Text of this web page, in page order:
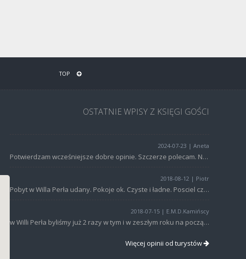
TOP
OSTATNIE WPISY Z KSIĘGI GOŚCI
2024-07-23 | Aneta
Potwierdzam wcześniejsze dobre opinie. Szczerze polecam. Na pewno wrócimy tutaj.
2018-08-12 | Piotr
Pobyt w Willa Perła udany. Pokoje ok. Czyste i ładne. Posciel czysta. Jedynym minusem byl brak recznikow ale na nasza prosbe otrzymalismy je od wlasciciela. Dostępna duza kuchnia z wyposażeniem i lodówka. Możliwość skorzystania z ogrodu np.aby zjeść posiłek. Dostępny również grill. Miejsce parkingowe przed willą. Wlasciciel, pomimo wcześniejszych opinii, dyskretny i pomocny. Polecamy.
2018-07-15 | E.M.D.Kamińscy
w Willi Perła byliśmy już 2 razy w tym i w zeszłym roku na początku lipca.To pięknie położone miejsce z widokiem na góry.Piękny zadbany ogród w którym można odpocząc wieczorami po długich wędrówkach w górach.Bardzo uprzejmi,mili i życzliwi własciciele a to w tych czasach żadkosc.Pokoje czyste bardzo dobrze wyposażone można smiało powiedziec że pełen komfort.Są dwa aneksy kuchenne mały i duży w których znajduje się wszystko.Bylismy wiec wiemy to sprawdzone miejsce do którego chce się wracac,serdecznie polecamy, sami za rok znów wybieramy się do karpacza i oczywiscie do Willi Perła.Jest dokładnie tak jak na zdięciach przedstawiają to włsciciele nawet można powiedziec że dużo lepej. Serdeczne pozdrowienia dla włascicieli pani Danusi i pana Andrzeja.I mamy nadzieje do zobaczenia za rok.
Więcej opinii od turystów